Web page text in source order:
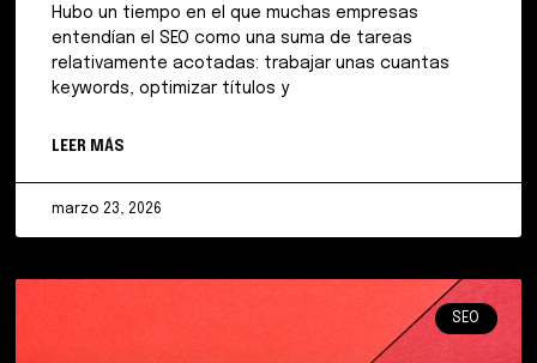
Hubo un tiempo en el que muchas empresas
entendían el SEO como una suma de tareas
relativamente acotadas: trabajar unas cuantas
keywords, optimizar títulos y
LEER MÁS
marzo 23, 2026
SEO